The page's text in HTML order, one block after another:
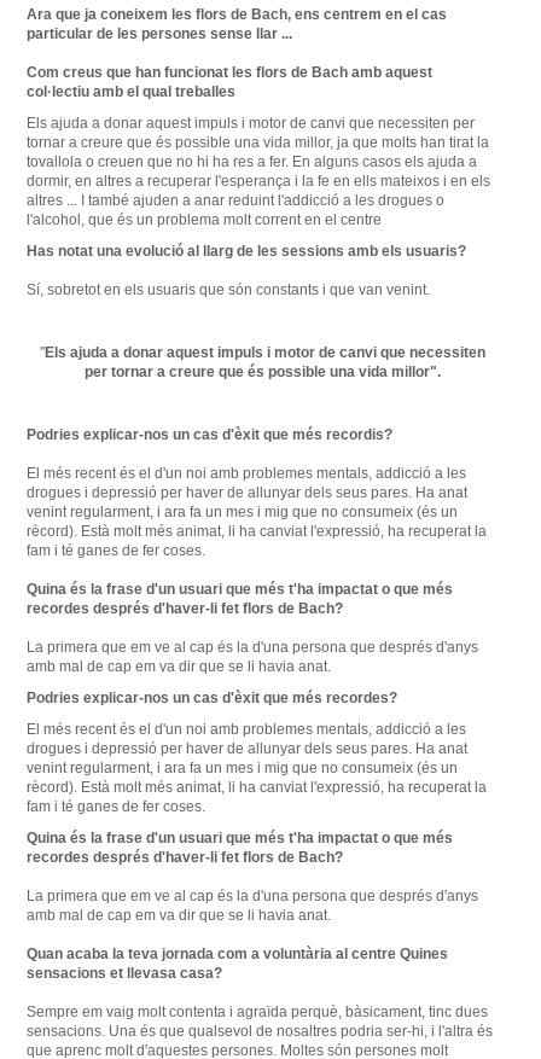
Ara que ja coneixem les flors de Bach,ens centrem en el cas
particular de les persones sense llar ...
Com creus que han funcionat les flors de Bach amb aquest
col·lectiu amb el qual treballes
Els ajuda a donar aquest impuls i motor de canvi que necessiten per
tornar a creure que és possible una vida millor, ja que molts han tirat la
tovallola o creuen que no hi ha res a fer. En alguns casos els ajuda a
dormir, en altres a recuperar l'esperança i la fe en ells mateixos i en els
altres
I també ajuden a anar reduint l'addicció a les drogues o
l'alcohol , que és un problema molt corrent en el centre
Has notat una evolució al llarg de les sessions amb els usuaris?
Sí sobretot en els usuaris que són constants i que van venint.
"Els ajuda a donar aquest impuls i motor de canvi que necessiten
per tornar a creure que és possible una vida millor".
Podries explicar-nos un cas d'èxit que més recordis?
El més recent és el d'un noi amb problemes mentals, addicció a les
drogues i depressió per haver de allunyar dels seus pares. Ha anat
venint regularment, i ara fa un mes i mig que no consumeix (és un
rècord). Està molt més animat, li ha canviat l'expressió, ha recuperat la
fam i té ganes de fer coses.
Quina és la frase d'un usuari que més t'ha impactat o que més
recordes després d'haver-li fet flors de Bach?
La primera que em ve al cap és la d'una persona que després d'anys
amb mal de cap em va dir que se li havia anat.
Podries explicar-nos un cas d'èxit que més recordes?
El més recent és el d'un noi amb problemes mentals , addicció a les
drogues i depressió per haver de allunyar dels seus pares Ha anat
venint regularment i ara fa un mes i mig que no consumeix (és un
rècord) Està molt més animat li ha canviat l'expressió, ha recuperat la
fam i té ganes de fer coses
Quina és la frase d'un usuari que més t'ha impactat o que més
recordes després d'haver-li fet flors de Bach?
La primera que em ve al cap és la d'una persona que després d'anys
amb mal de cap em va dir que se li havia anat
Quan acaba la teva jornada com a voluntària al centre Quines
sensacions et llevasa casa?
Sempre em vaig molt contenta i agraïda perquè, bàsicament tinc dues
sensacions Una és que qualsevol de nosaltres podria ser-hi i l'altra és
que aprenc molt d'aquestes persones Moltes són persones molt